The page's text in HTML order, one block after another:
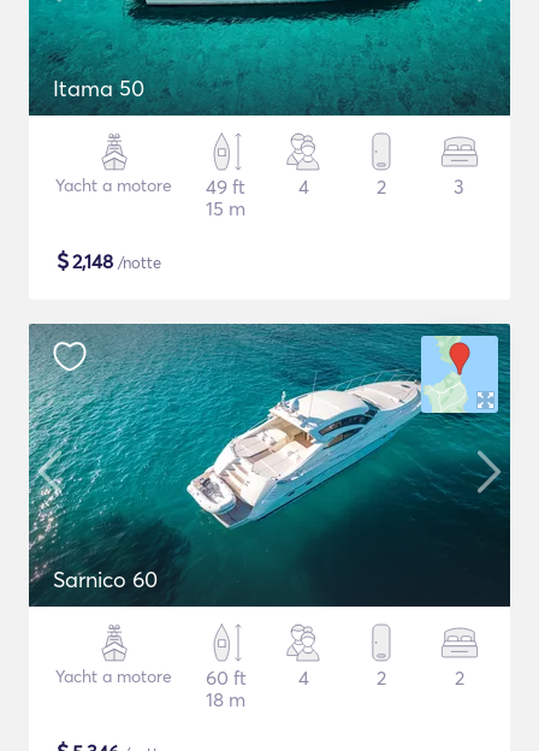
Itama 50
Yacht a motore
49 ft
15 m
4 2 3
$2,148 /notte
Sarnico 60
Yacht a motore
60 ft
18 m
4 2 2